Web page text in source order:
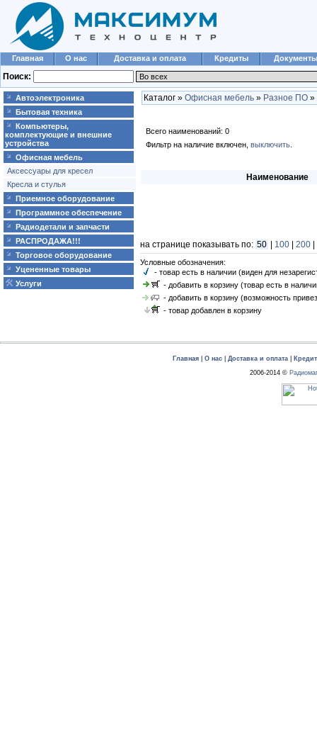
Главная О нас Доставка и оплата Кредиты Документы
Поиск:
Автоэлектроника
Бытовая техника
Компьютеры,
комплектующие и внешние
устройства
Офисная мебель
Аксессуары для кресел
Кресла и стулья
Приемное оборудование
Программное обеспечение
Радиодетали и запчасти
РАСПРОДАЖА!!!
Торговое оборудование
Уцененные товары
Услуги
Каталог » Офисная мебель » Разное ПО »
Всего наименований: 0
Фильтр на наличие включен, выключить
Наименование
на странице показывать по: 50 100 200
Условные обозначения:
- товар есть в наличии (виден для
- добавить в корзину (товар есть в
- добавить в корзину (возможность
- товар добавлен в корзину
Главная О нас Доставка и оплата
2006-2014 ©